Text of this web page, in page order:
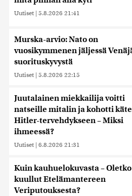
Uutiset | 5.8.2026 21:41
Murska-arvio: Nato on
vuosikymmenen jäljessä
suorituskyvystä
Uutiset | 5.8.2026 22:15
Juutalainen miekkailija voitti
natseille mitalin ja kohotti
Hitler-tervehdykseen – Miksi
ihmeessä?
Uutiset | 6.8.2026 21:31
Kuin kauhuelokuvasta – Oletko
kuullut Etelämantereen
Veriputouksesta?